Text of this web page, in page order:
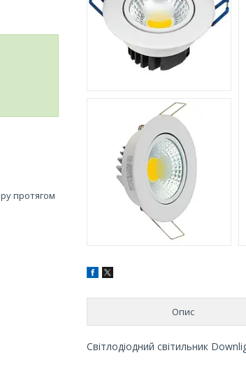
Опис
Світлодіодний світильник
протягом